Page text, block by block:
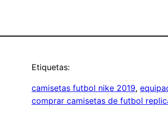
Etiquetas:
camisetas futbol nike 2019,
comprar camisetas de futbol